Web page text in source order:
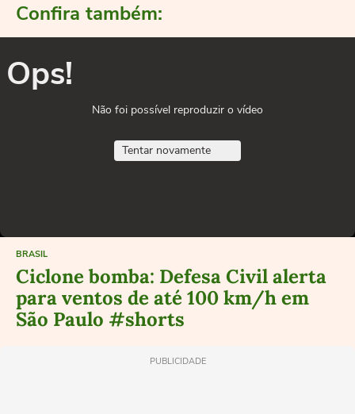
Confira também:
Ops!
Não foi possível reproduzir o vídeo
Tentar novamente
BRASIL
Ciclone bomba: Defesa Civil alerta
para ventos de até 100 km/h em
São Paulo #shorts
PUBLICIDADE